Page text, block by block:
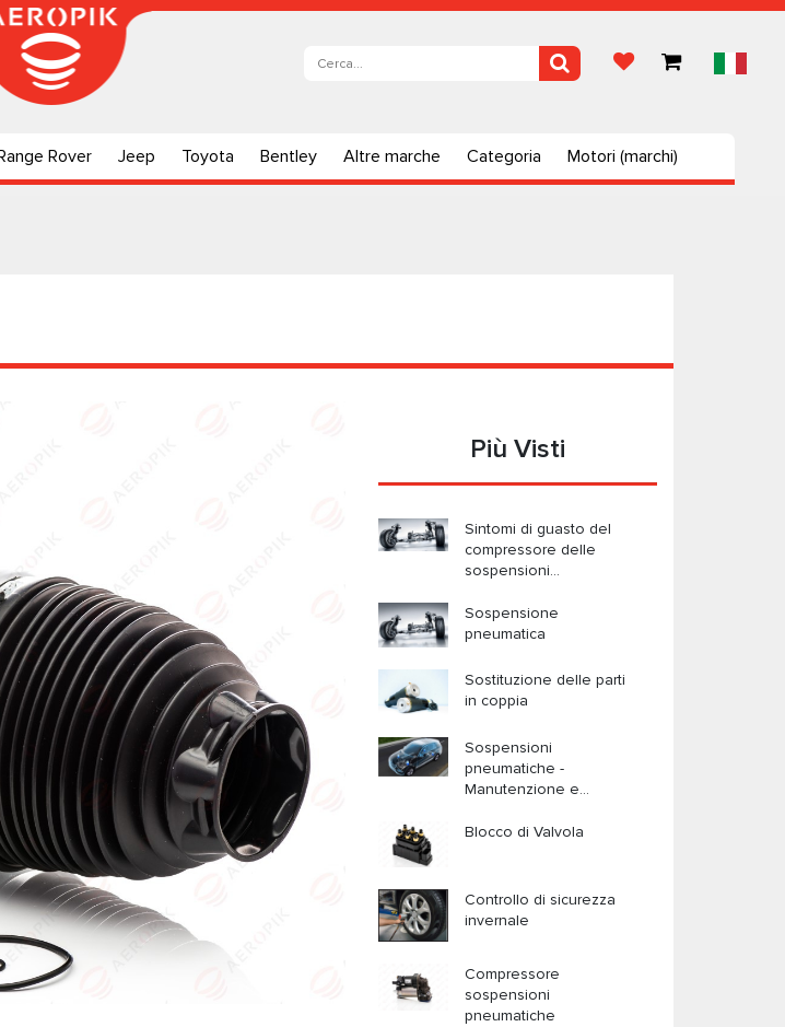
Rover Jeep Toyota Bentley Altre marche Categoria Motori (marchi)
Più Visti
Sintomi di guasto del
compressore delle
sospensioni
Sospensione
pneumatica
Sostituzione delle parti
in coppia
Sospensioni
pneumatiche -
Manutenzione e
Blocco di Valvola
Controllo di sicurezza
invernale
Compressore
sospensioni
pneumatiche